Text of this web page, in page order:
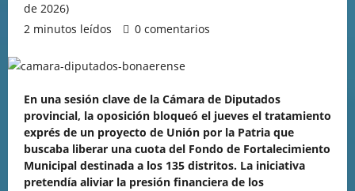
de 2026)
2 minutos leídos
0 comentarios
En una sesión clave de la Cámara de Diputados
provincial, la oposición bloqueó el jueves el tratamiento
exprés de un proyecto de Unión por la Patria que
buscaba liberar una cuota del Fondo de Fortalecimiento
Municipal destinada a los 135 distritos. La iniciativa
pretendía aliviar la presión financiera de los